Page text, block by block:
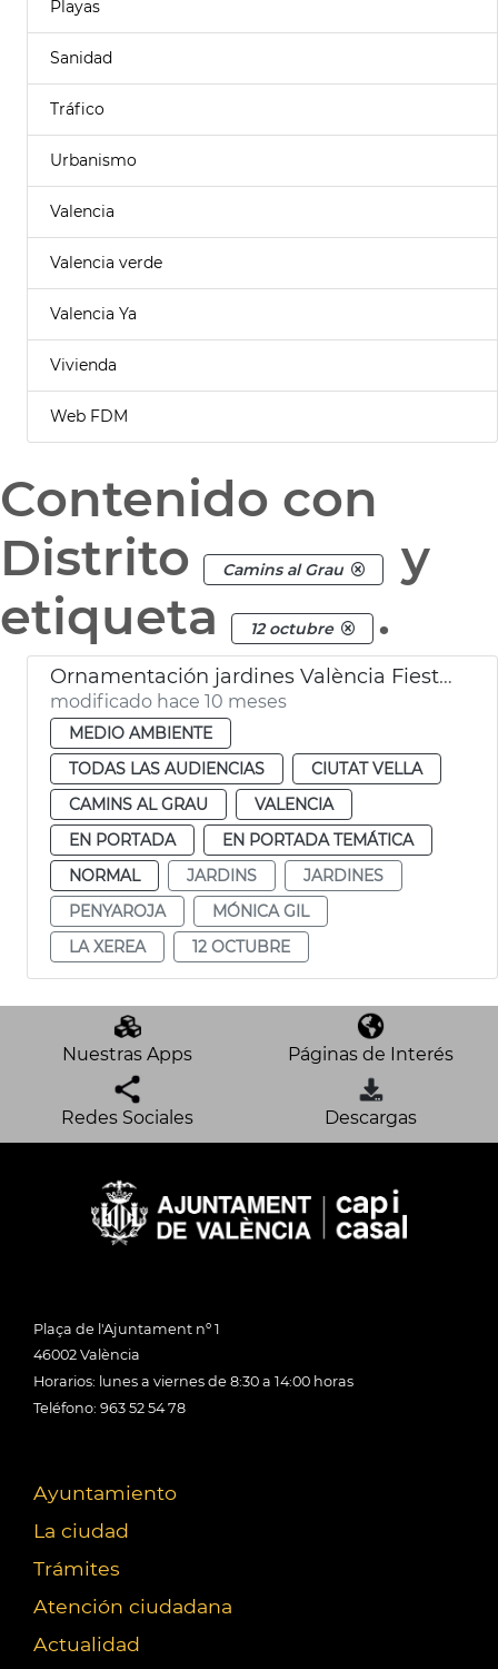
Playas
Sanidad
Tráfico
Urbanismo
Valencia
Valencia verde
Valencia Ya
Vivienda
Web FDM
Contenido con
Distrito
Camins al Grau
y
etiqueta
12 octubre .
Ornamentación jardines València Fiesta Nacional de España
modificado hace 10 meses
MEDIO AMBIENTE
TODAS LAS AUDIENCIAS
CIUTAT VELLA
CAMINS AL GRAU
VALENCIA
EN PORTADA
EN PORTADA TEMÁTICA
NORMAL
JARDINS
JARDINES
PENYAROJA
MÓNICA GIL
LA XEREA
12 OCTUBRE
Nuestras Apps Páginas de Interés
Redes Sociales Descargas
Plaça de l'Ajuntament nº 1
46002 València
Horarios: lunes a viernes de 8:30 a 14:00 horas
Teléfono: 963 52 54 78
Ayuntamiento
La ciudad
Trámites
Atención ciudadana
Actualidad